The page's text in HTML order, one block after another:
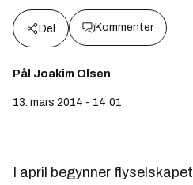
Del Kommenter
Pål Joakim Olsen
13. mars 2014 - 14:01
I april begynner flyselskapet